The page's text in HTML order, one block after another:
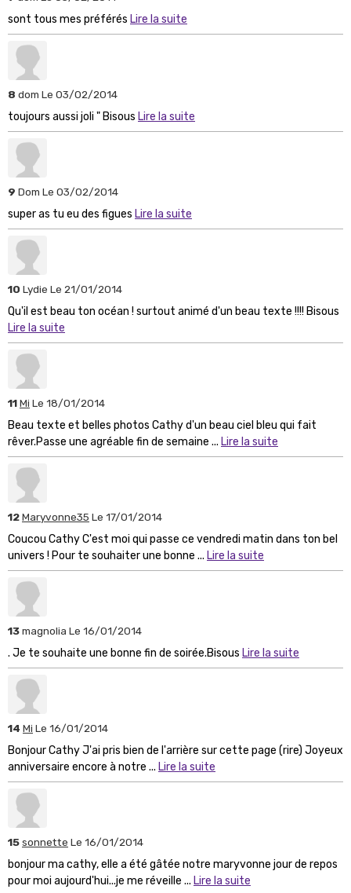
sont tous mes préférés Lire la suite
8 dom Le 03/02/2014
toujours aussi joli " Bisous Lire la suite
9 Dom Le 03/02/2014
super as tu eu des figues Lire la suite
10 Lydie Le 21/01/2014
Qu'il est beau ton océan ! surtout animé d'un beau texte !!!! Bisous
Lire la suite
11Mi Le 18/01/2014
Beau texte et belles photos Cathy d'un beau ciel bleu qui fait
rêver.Passe une agréable fin de semaine ... Lire la suite
12Maryvonne35 Le 17/01/2014
Coucou Cathy C'est moi qui passe ce vendredi matin dans ton bel
univers ! Pour te souhaiter une bonne ... Lire la suite
13magnolia Le 16/01/2014
. Je te souhaite une bonne fin de soirée.Bisous Lire la suite
14 Mi Le 16/01/2014
Bonjour Cathy J'ai pris bien de l'arrière sur cette page (rire) Joyeux
anniversaire encore à notre ... Lire la suite
15sonnette Le 16/01/2014
bonjour ma cathy, elle a été gâtée notre maryvonne jour de repos
pour moi aujourd'hui...je me réveille ... Lire la suite